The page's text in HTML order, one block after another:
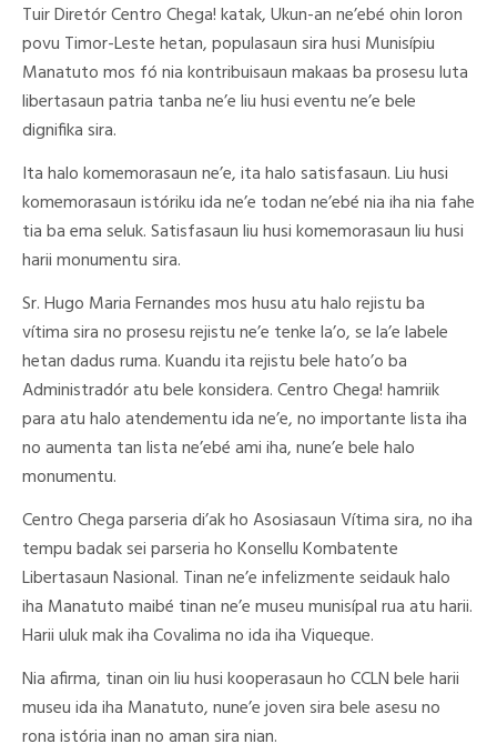
Tuir Diretór Centro Chega! katak, Ukun-an ne’ebé ohin loron
povu Timor-Leste hetan, populasaun sira husi Munisípiu
Manatuto mos fó nia kontribuisaun makaas ba prosesu luta
libertasaun patria tanba ne’e liu husi eventu ne’e bele
dignifika sira.
Ita halo komemorasaun ne’e, ita halo satisfasaun. Liu husi
komemorasaun istóriku ida ne’e todan ne’ebé nia iha nia fahe
tia ba ema seluk. Satisfasaun liu husi komemorasaun liu husi
harii monumentu sira.
Sr. Hugo Maria Fernandes mos husu atu halo rejistu ba
vítima sira no prosesu rejistu ne’e tenke la’o, se la’e labele
hetan dadus ruma. Kuandu ita rejistu bele hato’o ba
Administradór atu bele konsidera. Centro Chega! hamriik
para atu halo atendementu ida ne’e, no importante lista iha
no aumenta tan lista ne’ebé ami iha, nune’e bele halo
monumentu.
Centro Chega parseria di’ak ho Asosiasaun Vítima sira, no iha
tempu badak sei parseria ho Konsellu Kombatente
Libertasaun Nasional. Tinan ne’e infelizmente seidauk halo
iha Manatuto maibé tinan ne’e museu munisípal rua atu harii.
Harii uluk mak iha Covalima no ida iha Viqueque.
Nia afirma, tinan oin liu husi kooperasaun ho CCLN bele harii
museu ida iha Manatuto, nune’e joven sira bele asesu no
rona istória inan no aman sira nian.